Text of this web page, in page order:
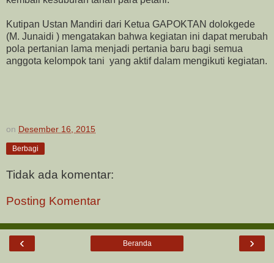
Kutipan Ustan Mandiri dari Ketua GAPOKTAN dolokgede
(M. Junaidi ) mengatakan bahwa kegiatan ini dapat merubah
pola pertanian lama menjadi pertania baru bagi semua
anggota kelompok tani yang aktif dalam mengikuti kegiatan.
on Desember 16, 2015
Berbagi
Tidak ada komentar:
Posting Komentar
‹ ›
Beranda